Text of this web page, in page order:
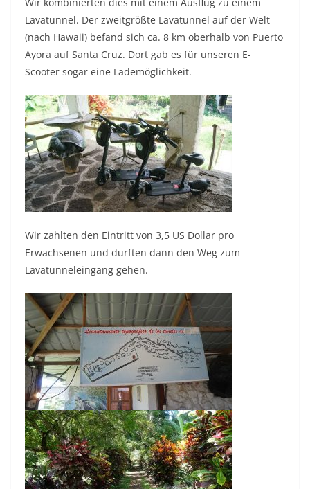
Wir kombinierten dies mit einem Ausflug zu einem
Lavatunnel. Der zweitgrößte Lavatunnel auf der Welt
(nach Hawaii) befand sich ca. 8 km oberhalb von Puerto
Ayora auf Santa Cruz. Dort gab es für unseren E-
Scooter sogar eine Lademöglichkeit.
Wir zahlten den Eintritt von 3,5 US Dollar pro
Erwachsenen und durften dann den Weg zum
Lavatunneleingang gehen.